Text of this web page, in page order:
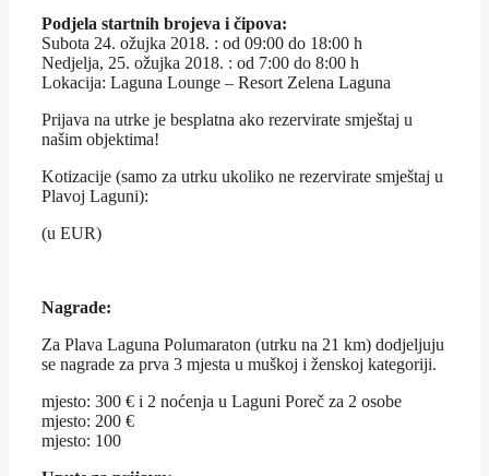
Podjela startnih brojeva i čipova:
Subota 24. ožujka 2018. : od 09:00 do 18:00 h
Nedjelja, 25. ožujka 2018. : od 7:00 do 8:00 h
Lokacija: Laguna Lounge – Resort Zelena Laguna
Prijava na utrke je besplatna ako rezervirate smještaj u
našim objektima!
Kotizacije (samo za utrku ukoliko ne rezervirate smještaj u
Plavoj Laguni):
(u EUR)
Nagrade:
Za Plava Laguna Polumaraton (utrku na 21 km) dodjeljuju
se nagrade za prva 3 mjesta u muškoj i ženskoj kategoriji.
mjesto: 300 € i 2 noćenja u Laguni Poreč za 2 osobe
mjesto: 200 €
mjesto: 100